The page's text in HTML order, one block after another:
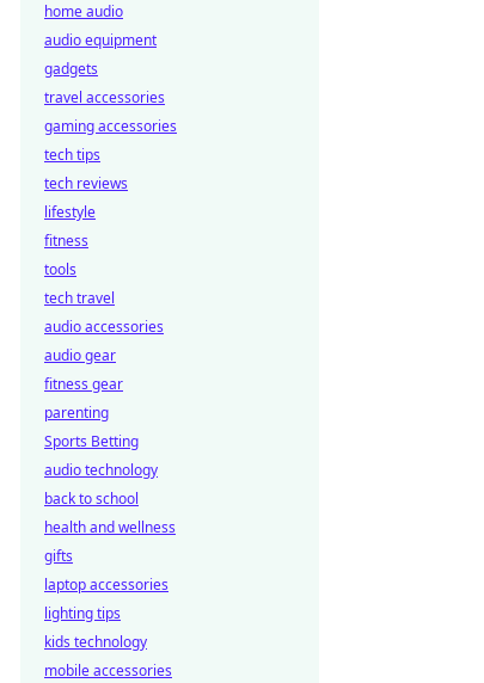
home audio
audio equipment
gadgets
travel accessories
gaming accessories
tech tips
tech reviews
lifestyle
fitness
tools
tech travel
audio accessories
audio gear
fitness gear
parenting
Sports Betting
audio technology
back to school
health and wellness
gifts
laptop accessories
lighting tips
kids technology
mobile accessories